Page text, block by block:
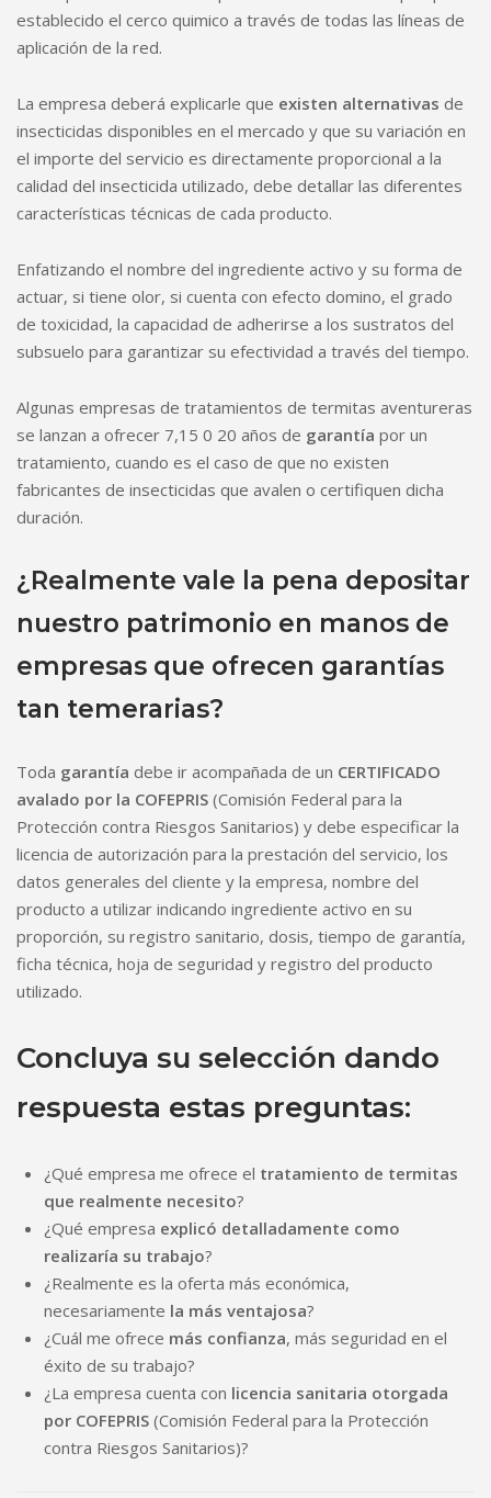
establecido el cerco quimico a través de todas las líneas de
aplicación de la red.
La empresa deberá explicarle que existen alternativas de
insecticidas disponibles en el mercado y que su variación en
el importe del servicio es directamente proporcional a la
calidad del insecticida utilizado, debe detallar las diferentes
características técnicas de cada producto.
Enfatizando el nombre del ingrediente activo y su forma de
actuar, si tiene olor, si cuenta con efecto domino, el grado
de toxicidad, la capacidad de adherirse a los sustratos del
subsuelo para garantizar su efectividad a través del tiempo.
Algunas empresas de tratamientos de termitas aventureras
se lanzan a ofrecer 7,15 0 20 años de garantía por un
tratamiento, cuando es el caso de que no existen
fabricantes de insecticidas que avalen o certifiquen dicha
duración.
¿Realmente vale la pena depositar
nuestro patrimonio en manos de
empresas que ofrecen garantías
tan temerarias?
Toda garantía debe ir acompañada de un CERTIFICADO
avalado por la COFEPRIS (Comisión Federal para la
Protección contra Riesgos Sanitarios) y debe especificar la
licencia de autorización para la prestación del servicio, los
datos generales del cliente y la empresa, nombre del
producto a utilizar indicando ingrediente activo en su
proporción, su registro sanitario, dosis, tiempo de garantía,
ficha técnica, hoja de seguridad y registro del producto
utilizado.
Concluya su selección dando
respuesta estas preguntas:
¿Qué empresa me ofrece el tratamiento de termitas
que realmente necesito?
¿Qué empresa explicó detalladamente como
realizaría su trabajo?
¿Realmente es la oferta más económica,
necesariamente la más ventajosa?
¿Cuál me ofrece más confianza, más seguridad en el
éxito de su trabajo?
¿La empresa cuenta con licencia sanitaria otorgada
por COFEPRIS (Comisión Federal para la Protección
contra Riesgos Sanitarios)?